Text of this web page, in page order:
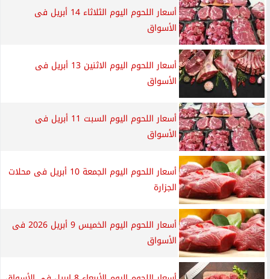
أسعار اللحوم اليوم الثلاثاء 14 أبريل فى
الأسواق
أسعار اللحوم اليوم الاثنين 13 أبريل فى
الأسواق
أسعار اللحوم اليوم السبت 11 أبريل فى
الأسواق
أسعار اللحوم اليوم الجمعة 10 أبريل فى محلات
الجزارة
أسعار اللحوم اليوم الخميس 9 أبريل 2026 فى
الأسواق